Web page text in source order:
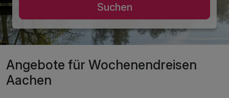
Suchen
Angebote für Wochenendreisen
Aachen